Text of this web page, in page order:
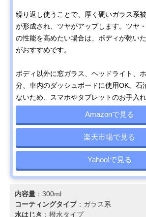
繰り返し使うことで、厚く硬いガラス系
が形成され、ツヤがアップします。ツヤ
の性能を高めたい場合は、ボディが乾い
がおすすめです。
ボディ以外に窓ガラス、ヘッドライト、
分、車内のダッシュボードに使用OK。石
ないため、スマホやタブレットのお手入
Amazonで見る
楽天市場で見る
Yahoo!で見る
内容量 ：300ml
コーティングタイプ：ガラス系
水はじき ：撥水タイプ